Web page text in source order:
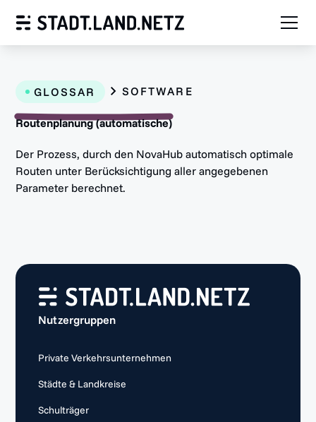
GLOSSAR SOFTWARE
Routenplanung (automatische)
Der Prozess, durch den NovaHub automatisch optimale
Routen unter Berücksichtigung aller angegebenen
Parameter berechnet.
Nutzergruppen
Private Verkehrsunternehmen
Städte & Landkreise
Schulträger